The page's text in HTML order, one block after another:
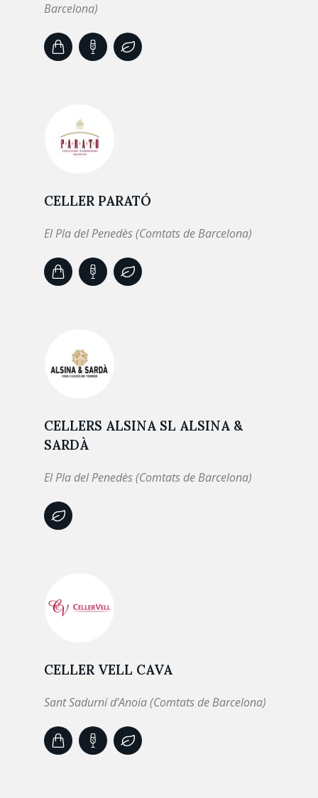
Barcelona)
CELLER PARATÓ
El Pla del Penedès (Comtats de Barcelona)
CELLERS ALSINA SL ALSINA &
SARDÀ
El Pla del Penedès (Comtats de Barcelona)
CELLER VELL CAVA
Sant Sadurní d’Anoia (Comtats de Barcelona)